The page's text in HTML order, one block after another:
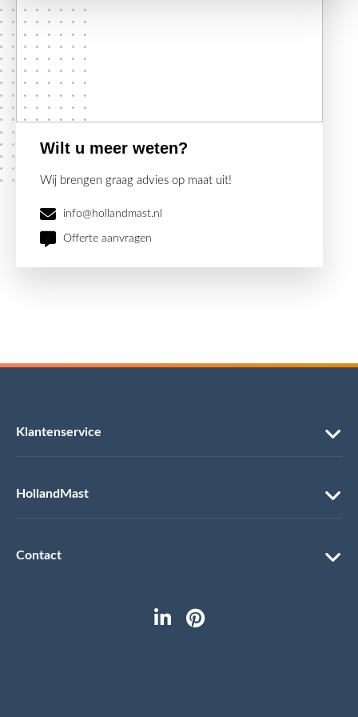
Wilt u meer weten?
Wij brengen graag advies op maat uit!
info@hollandmast.nl
Offerte aanvragen
Klantenservice
HollandMast
Contact